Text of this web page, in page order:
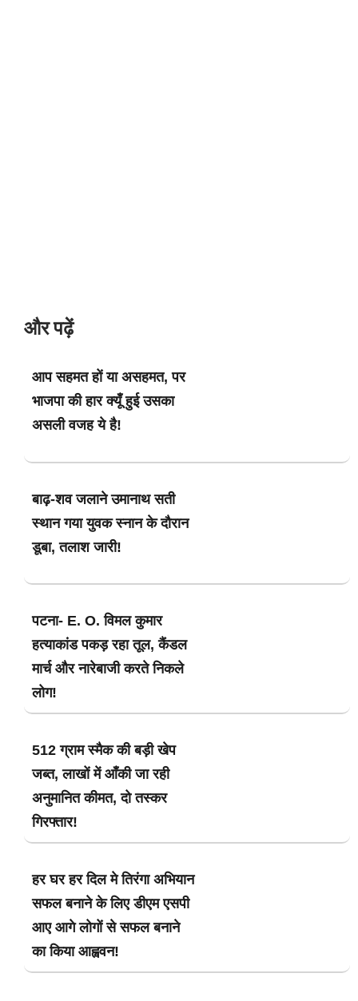
और पढ़ें
आप सहमत हों या असहमत, पर
भाजपा की हार क्यूँ हुई उसका
असली वजह ये है!
बाढ़-शव जलाने उमानाथ सती
स्थान गया युवक स्नान के दौरान
डूबा, तलाश जारी!
पटना- E. O. विमल कुमार
हत्याकांड पकड़ रहा तूल, कैंडल
मार्च और नारेबाजी करते निकले
लोग!
512 ग्राम स्मैक की बड़ी खेप
जब्त, लाखों में आँकी जा रही
अनुमानित कीमत, दो तस्कर
गिरफ्तार!
हर घर हर दिल मे तिरंगा अभियान
सफल बनाने के लिए डीएम एसपी
आए आगे लोगों से सफल बनाने
का किया आह्ववन!